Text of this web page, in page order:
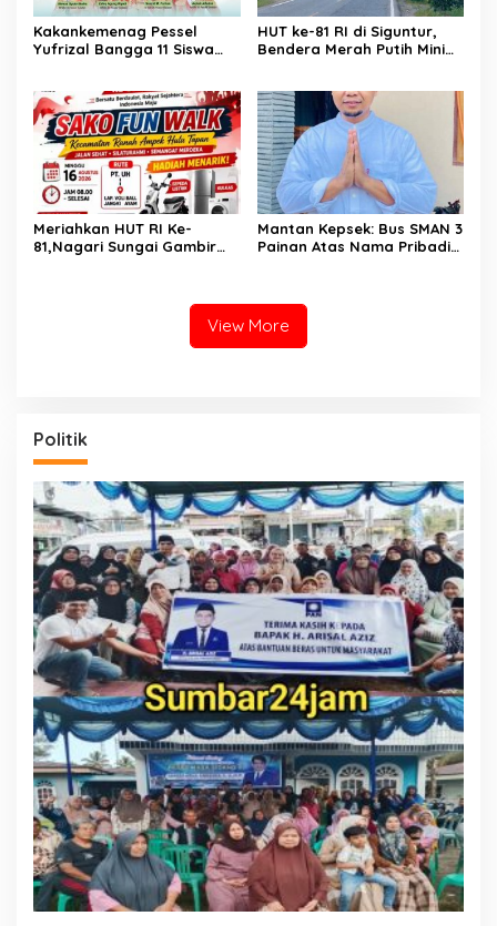
Kakankemenag Pessel
Yufrizal Bangga 11 Siswa
Bisa Harumkan Nama
Madrasah dan Daerah
HUT ke-81 RI di Siguntur,
Bendera Merah Putih Minim
Masyarakat”
Meriahkan HUT RI Ke-
81,Nagari Sungai Gambir
Mantan Kepsek: Bus SMAN 3
Painan Atas Nama Pribadi
Dengan Dealer
View More
Politik